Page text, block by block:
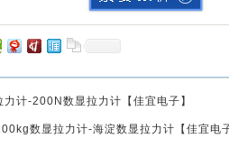
计-200N数显拉力计【佳宜电子】
数显拉力计-海淀数显拉力计【佳宜电